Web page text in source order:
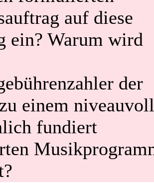
auf diese
ein? Warum wird
der
einem niveauvoll
fundiert